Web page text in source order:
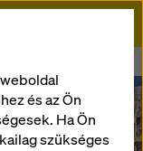
és az Ön
Ha Ön
szükséges